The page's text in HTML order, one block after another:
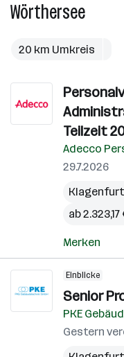
Wörthersee
20 km Umkreis
Teilzeit
Adecco
29.7.2026
ab
Merken
Einblicke
Senior
PKE
Gestern